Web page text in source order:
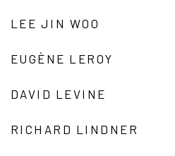
LEE JIN WOO
EUGÈNE LEROY
DAVID LEVINE
RICHARD LINDNER